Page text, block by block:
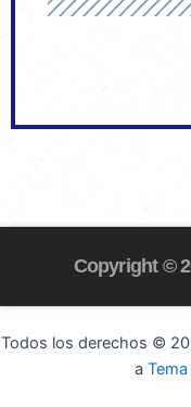
Copyright ©
Todos los derechos ©
a